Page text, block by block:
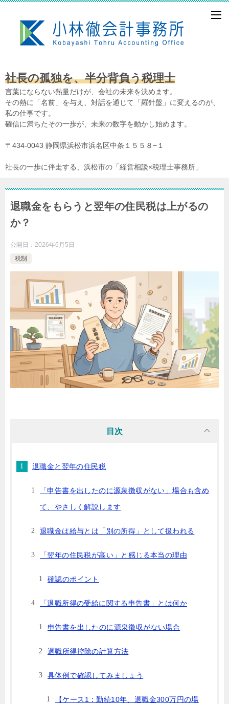
社長の孤独を、半分背負う税理士
言葉にならない熱量だけが、会社の未来を決めます。
その熱に「名前」を与え、対話を通じて「羅針盤」に変えるのが、
私の仕事です。
確信に満ちたその一歩が、未来の数字を動かし始めます。
〒434-0043 静岡県浜松市浜名区中条１５５８−１
社長の一歩に伴走する、浜松市の「経営相談×税理士事務所」
退職金をもらうと翌年の住民税は上がるの
か？
公開日： 2026年6月5日
税制
目次
退職金と翌年の住民税
「申告書を出したのに源泉徴収がない」場合も含め
て、やさしく解説します
退職金は給与とは「別の所得」として扱われる
「翌年の住民税が高い」と感じる本当の理由
確認のポイント
「退職所得の受給に関する申告書」とは何か
申告書を出したのに源泉徴収がない場合
退職所得控除の計算方法
具体例で確認してみましょう
【ケース1：勤続10年、退職金300万円の場